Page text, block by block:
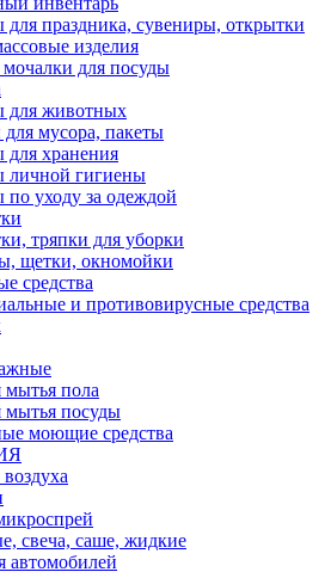
для праздника, сувениры, открытки
изделия
мочалки для посуды
для животных
мусора, пакеты
для хранения
личной гигиены
по уходу за одеждой
тряпки для уборки
щетки, окномойки
средства
и противовирусные средства
мытья пола
мытья посуды
моющие средства
свеча, саше, жидкие
автомобилей